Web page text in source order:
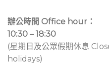
辦公時間 Office hour：
10:30 – 18:30
(星期日及公眾假期休息
holidays)